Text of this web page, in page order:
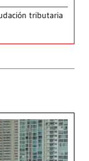
tributaria